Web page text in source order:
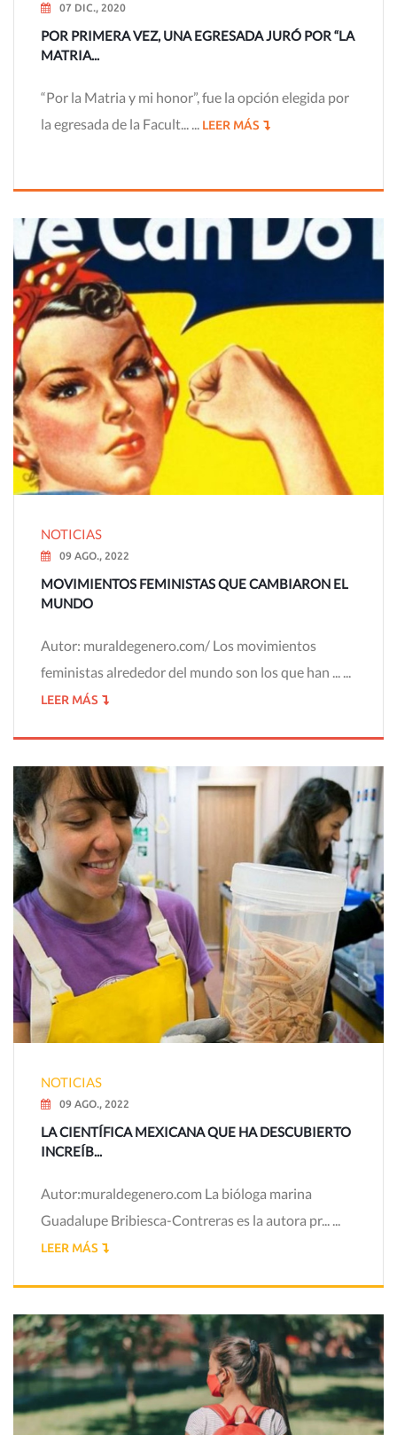
07 DIC., 2020
POR PRIMERA VEZ, UNA EGRESADA JURÓ POR “LA
MATRIA...
“Por la Matria y mi honor”, fue la opción elegida por
la egresada de la Facult... ... LEER MÁS
NOTICIAS
09 AGO., 2022
MOVIMIENTOS FEMINISTAS QUE CAMBIARON EL
MUNDO
Autor: muraldegenero.com/ Los movimientos
feministas alrededor del mundo son los que han ... ...
LEER MÁS
NOTICIAS
09 AGO., 2022
LA CIENTÍFICA MEXICANA QUE HA DESCUBIERTO
INCREÍB...
Autor:muraldegenero.com La bióloga marina
Guadalupe Bribiesca-Contreras es la autora pr... ...
LEER MÁS